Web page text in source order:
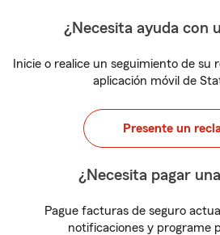
¿Necesita ayuda con
Inicie o realice un seguimiento de su
aplicación móvil de
Presente un
¿Necesita pagar
Pague facturas de seguro
notificaciones y programe